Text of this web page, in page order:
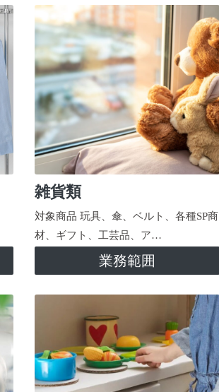
雑貨類
対象商品 玩具、傘、ベルト、各種SP商
材、ギフト、工芸品、ア…
業務範囲